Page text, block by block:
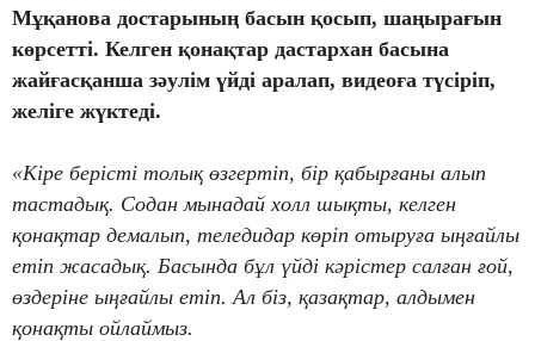
Мұқанова достарының басын қосып, шаңырағын
көрсетті. Келген қонақтар дастархан басына
жайғасқанша зәулім үйді аралап, видеоға түсіріп,
желіге жүктеді.
«Кіре берісті толық өзгертіп, бір қабырғаны алып
тастадық. Содан мынадай холл шықты, келген
қонақтар демалып, теледидар көріп отыруға ыңғайлы
етіп жасадық. Басында бұл үйді кәрістер салған ғой,
өздеріне ыңғайлы етіп. Ал біз, қазақтар, алдымен
қонақты ойлаймыз.